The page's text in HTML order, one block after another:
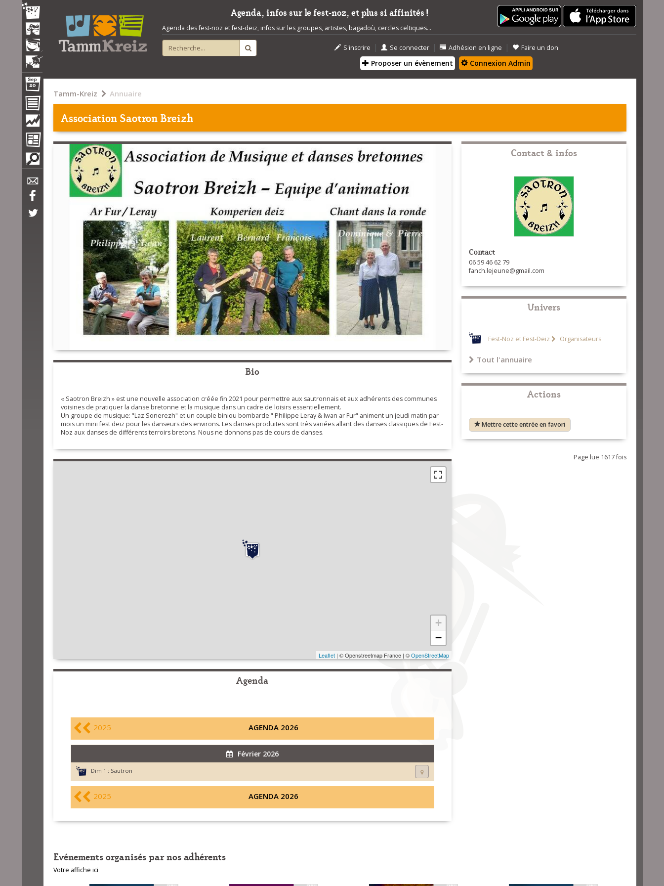
Agenda, infos sur le fest-noz, et plus si affinités !
Agenda des fest-noz et fest-deiz, infos sur les groupes, artistes, bagadoù, cercles celtiques...
S'inscrire | Se connecter | Adhésion en ligne | Faire un don
Proposer un évènement Connexion Admin
Tamm-Kreiz Annuaire
Association Saotron Breizh
Bio
« Saotron Breizh » est une nouvelle association créée fin 2021 pour permettre aux sautronnais et aux adhérents des communes
voisines de pratiquer la danse bretonne et la musique dans un cadre de loisirs essentiellement.
Un groupe de musique: "Laz Sonerezh" et un couple biniou bombarde " Philippe Leray & Iwan ar Fur" animent un jeudi matin par
mois un mini fest deiz pour les danseurs des environs. Les danses produites sont très variées allant des danses classiques de Fest-
Noz aux danses de différents terroirs bretons. Nous ne donnons pas de cours de danses.
+
−
Leaflet| © Openstreetmap France | ©OpenStreetMap
Agenda
2025 AGENDA 2026
Février 2026
Dim 1 : Sautron
2025 AGENDA 2026
Contact & infos
Contact
06 59 46 62 79
fanch.lejeune@gmail.com
Univers
Fest-Noz et Fest-Deiz Organisateurs
Tout l'annuaire
Actions
Mettre cette entrée en favori
Page lue 1617 fois
Evénements organisés par nos adhérents
Votre affiche ici